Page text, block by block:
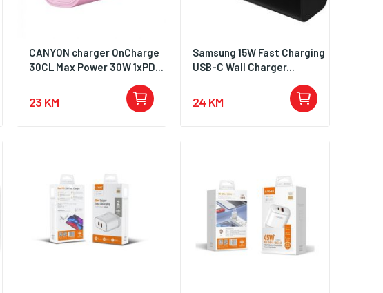
CANYON charger OnCharge
30CL Max Power 30W 1xPD...
23 KM
Samsung 15W Fast Charging
USB-C Wall Charger...
24 KM